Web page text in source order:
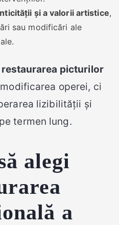
și a valorii artistice,
sau modificări ale
restaurarea picturilor
operei, ci
lizibilității și
termen lung.
alegi
a